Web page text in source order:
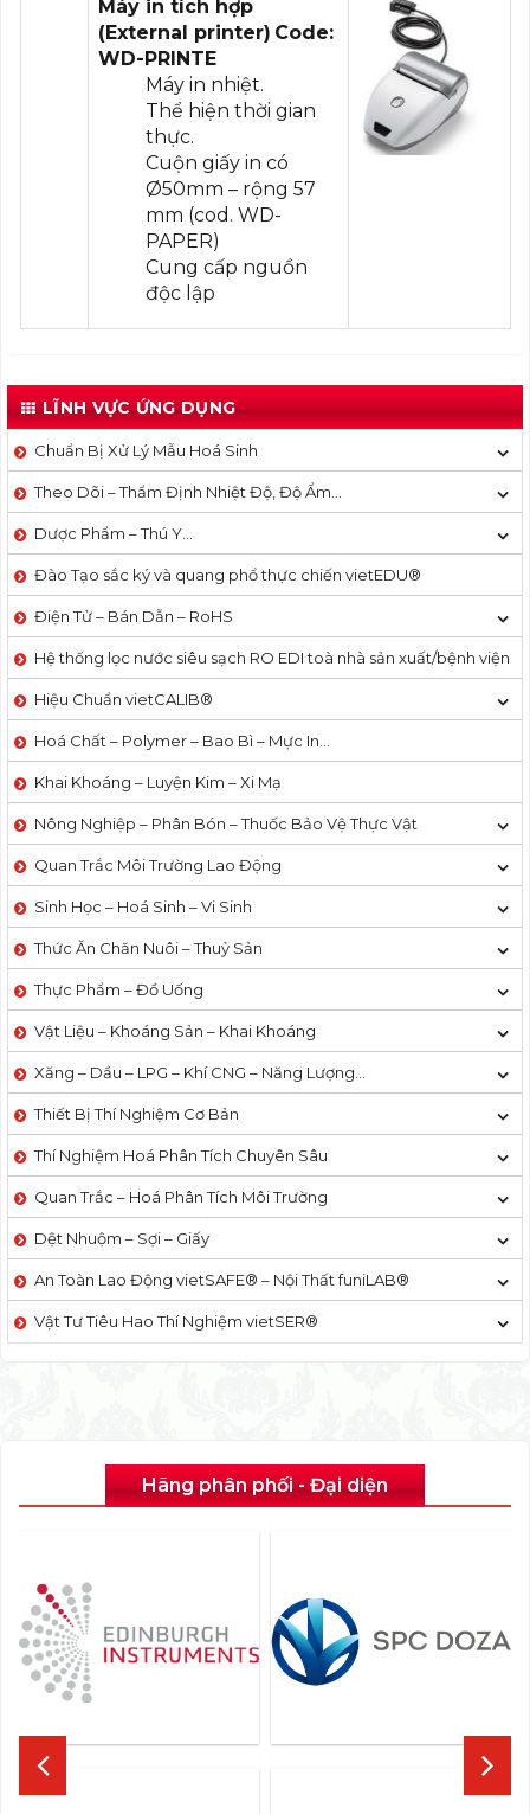
Máy in tích hợp
(External printer) Code:
WD-PRINTE
Máy in nhiệt.
Thể hiện thời gian
thực.
Cuộn giấy in có
Ø50mm – rộng 57
mm (cod. WD-
PAPER)
Cung cấp nguồn
độc lập
LĨNH VỰC ỨNG DỤNG
Chuẩn Bị Xử Lý Mẫu Hoá Sinh
Theo Dõi – Thẩm Định Nhiệt Độ, Độ Ẩm…
Dược Phẩm – Thú Y…
Đào Tạo sắc ký và quang phổ thực chiến vietEDU®
Điện Tử – Bán Dẫn – RoHS
Hệ thống lọc nước siêu sạch RO EDI​​ toà nhà sản xuất/bệnh viện
Hiệu Chuẩn vietCALIB®
Hoá Chất – Polymer – Bao Bì – Mực In…
Khai Khoáng – Luyện Kim – Xi Mạ
Nông Nghiệp – Phân Bón – Thuốc Bảo Vệ Thực Vật
Quan Trắc Môi Trường Lao Động
Sinh Học – Hoá Sinh – Vi Sinh
Thức Ăn Chăn Nuôi – Thuỷ Sản
Thực Phẩm – Đồ Uống
Vật Liệu – Khoáng Sản – Khai Khoáng
Xăng – Dầu – LPG – Khí CNG – Năng Lượng…
Thiết Bị Thí Nghiệm Cơ Bản
Thí Nghiệm Hoá Phân Tích Chuyên Sâu
Quan Trắc – Hoá Phân Tích Môi Trường
Dệt Nhuộm – Sợi – Giấy
An Toàn Lao Động vietSAFE® – Nội Thất funiLAB®
Vật Tư Tiêu Hao Thí Nghiệm vietSER®
Hãng phân phối - Đại diện